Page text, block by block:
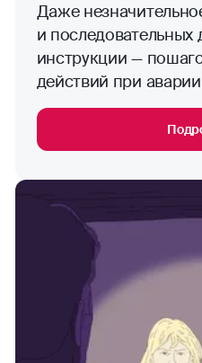
Даже
и последовательных
инструкции —
действий при